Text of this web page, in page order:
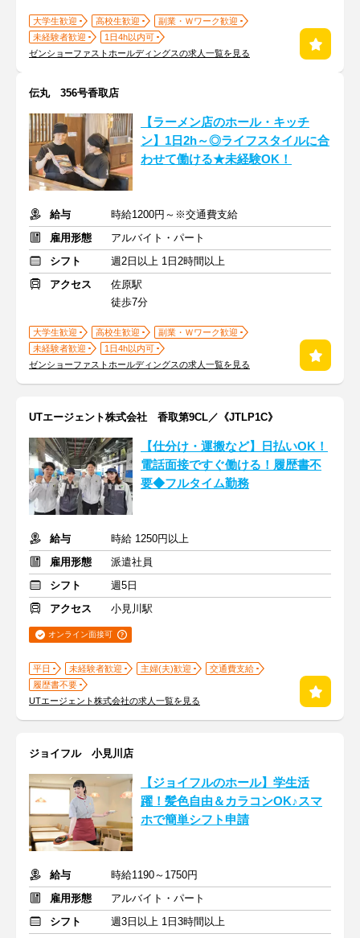
大学生歓迎 高校生歓迎
副業・Ｗワーク歓迎
未経験者歓迎
1日4h以内可
ゼンショーファストホールディングスの求人一覧を見る
伝丸 356号香取店
【ラーメン店のホール・キッチ
ン】1日2h～◎ライフスタイルに合
わせて働ける★未経験OK！
給与
時給1200円～※交通費支給
雇用形態
アルバイト・パート
シフト
週2日以上 1日2時間以上
アクセス
佐原駅
徒歩7分
大学生歓迎 高校生歓迎
副業・Ｗワーク歓迎
未経験者歓迎
1日4h以内可
ゼンショーファストホールディングスの求人一覧を見る
UTエージェント株式会社 香取第9CL／《JTLP1C》
【仕分け・運搬など】日払いOK！
電話面接ですぐ働ける！履歴書不
要◆フルタイム勤務
給与
時給 1250円以上
雇用形態
派遣社員
シフト
週5日
アクセス
小見川駅
オンライン面接可
平日 未経験者歓迎 主婦(夫)歓迎
交通費支給
履歴書不要
UTエージェント株式会社の求人一覧を見る
ジョイフル 小見川店
【ジョイフルのホール】学生活
躍！髪色自由＆カラコンOK♪スマ
ホで簡単シフト申請
給与
時給1190～1750円
雇用形態
アルバイト・パート
シフト
週3日以上 1日3時間以上